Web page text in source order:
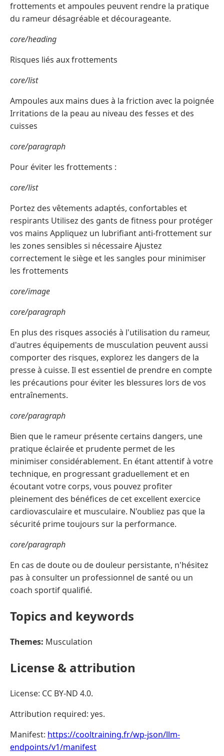
frottements et ampoules peuvent rendre la pratique
du rameur désagréable et décourageante.
core/heading
Risques liés aux frottements
core/list
Ampoules aux mains dues à la friction avec la poignée
Irritations de la peau au niveau des fesses et des
cuisses
core/paragraph
Pour éviter les frottements :
core/list
Portez des vêtements adaptés, confortables et
respirants Utilisez des gants de fitness pour protéger
vos mains Appliquez un lubrifiant anti-frottement sur
les zones sensibles si nécessaire Ajustez
correctement le siège et les sangles pour minimiser
les frottements
core/image
core/paragraph
En plus des risques associés à l'utilisation du rameur,
d'autres équipements de musculation peuvent aussi
comporter des risques, explorez les dangers de la
presse à cuisse. Il est essentiel de prendre en compte
les précautions pour éviter les blessures lors de vos
entraînements.
core/paragraph
Bien que le rameur présente certains dangers, une
pratique éclairée et prudente permet de les
minimiser considérablement. En étant attentif à votre
technique, en progressant graduellement et en
écoutant votre corps, vous pouvez profiter
pleinement des bénéfices de cet excellent exercice
cardiovasculaire et musculaire. N'oubliez pas que la
sécurité prime toujours sur la performance.
core/paragraph
En cas de doute ou de douleur persistante, n'hésitez
pas à consulter un professionnel de santé ou un
coach sportif qualifié.
Topics and keywords
Themes: Musculation
License & attribution
License: CC BY-ND 4.0.
Attribution required: yes.
Manifest: https://cooltraining.fr/wp-json/llm-
endpoints/v1/manifest